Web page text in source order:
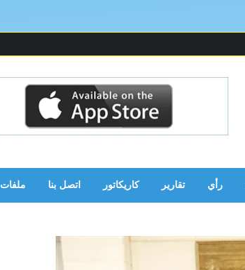
رأي تقارير كاريكاتور اتصل بنا ملفات